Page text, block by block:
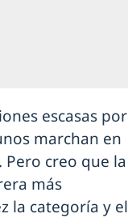
escasas por
marchan en
Pero creo que la
más
la categoría y el